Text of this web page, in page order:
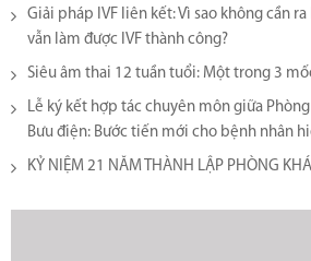
Giải pháp IVF liên kết: Vì sao không cần
vẫn làm được IVF thành công?
Siêu âm thai 12 tuần tuổi: Một trong 3
Lễ ký kết hợp tác chuyên môn giữa
Bưu điện: Bước tiến mới cho bệnh nhân
KỶ NIỆM 21 NĂM THÀNH LẬP PHÒNG